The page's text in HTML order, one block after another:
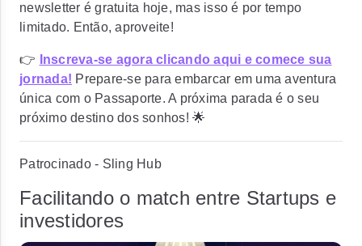
newsletter é gratuita hoje, mas isso é por tempo
limitado. Então, aproveite!
👉
Inscreva-se agora clicando aqui e comece sua
jornada! Prepare-se para embarcar em uma aventura
única com o Passaporte. A próxima parada é o seu
próximo destino dos sonhos! 🌟
Patrocinado - Sling Hub
Facilitando o match entre Startups e
investidores